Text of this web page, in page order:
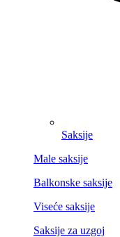
Saksije
Male saksije
Balkonske saksije
Viseće saksije
Saksije za uzgoj